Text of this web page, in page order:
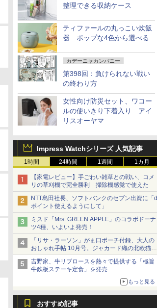
整理できる収納ケース
ティファールの丸っこい炊飯
器 ポップな4色から選べる
カデーニャカンパニー
第398回：負けられない戦い
の終わり方
女性向け防災セット、ワコー
ルの使いきり下着入り アイ
リスオーヤマ
Impress Watchシリーズ 人気記事
1時間 24時間 1週間 1カ月
【家電レビュー】手ごわい雑草との戦い、コメ
リの草刈機で完全勝利 掃除機感覚で使えた
NTT島田社長、ソフトバンクのセブン出資に「d
ポイント使えるようにして」
ミスド「Mrs. GREEN APPLE」のコラボドーナ
ツ4種、いよいよ発売！
「リサ・ラーソン」がま口ポーチ付録、大人の
おしゃれ手帖 10月号。ジャカード織の北欧猫デ
ザイン
吉野家、牛リブロースを熱々で提供する「極旨
牛鉄板ステーキ定食」を発売
もっと見る
おすすめ記事